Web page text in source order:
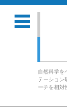
自然科学を
テーション
ーチを相対